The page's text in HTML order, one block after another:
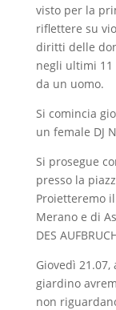
visto per la
riflettere su
diritti delle
negli ultimi 11
da un uomo.
Si comincia
un female DJ
Si prosegue
presso la
Proietteremo
Merano e di
DES
Giovedì 21.07,
giardino
non